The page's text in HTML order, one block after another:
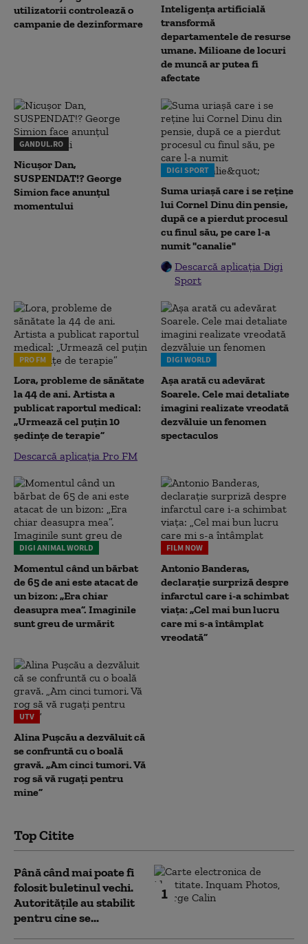
utilizatorii controlează o
campanie de dezinformare
Inteligența artificială
transformă
departamentele de resurse
umane. Milioane de locuri
de muncă ar putea fi
afectate
GANDUL.RO
Nicușor Dan,
SUSPENDAT!? George
Simion face anunțul
momentului
DIGI SPORT
Suma uriașă care i se reține
lui Cornel Dinu din pensie,
după ce a pierdut procesul
cu finul său, pe care l-a
numit "canalie"
Descarcă aplicația Digi
Sport
PRO FM
Lora, probleme de sănătate
la 44 de ani. Artista a
publicat raportul medical:
„Urmează cel puțin 10
ședințe de terapie”
Descarcă aplicația Pro FM
DIGI WORLD
Așa arată cu adevărat
Soarele. Cele mai detaliate
imagini realizate vreodată
dezvăluie un fenomen
spectaculos
DIGI ANIMAL WORLD
Momentul când un bărbat
de 65 de ani este atacat de
un bizon: „Era chiar
deasupra mea”. Imaginile
sunt greu de urmărit
FILM NOW
Antonio Banderas,
declarație surpriză despre
infarctul care i-a schimbat
viața: „Cel mai bun lucru
care mi s-a întâmplat
vreodată”
UTV
Alina Pușcău a dezvăluit că
se confruntă cu o boală
gravă. „Am cinci tumori. Vă
rog să vă rugați pentru
mine”
Top Citite
1
Până când mai poate fi
folosit buletinul vechi.
Autoritățile au stabilit
pentru cine se...